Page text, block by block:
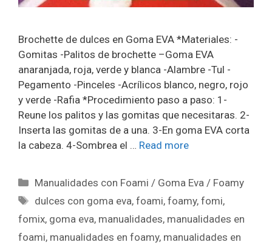
Brochette de dulces en Goma EVA *Materiales: -
Gomitas -Palitos de brochette –Goma EVA
anaranjada, roja, verde y blanca -Alambre -Tul -
Pegamento -Pinceles -Acrílicos blanco, negro, rojo
y verde -Rafia *Procedimiento paso a paso: 1-
Reune los palitos y las gomitas que necesitaras. 2-
Inserta las gomitas de a una. 3-En goma EVA corta
la cabeza. 4-Sombrea el … Read more
Manualidades con Foami / Goma Eva / Foamy
dulces con goma eva,foami,foamy,fomi,
fomix, goma eva, manualidades, manualidades en
foami, manualidades en foamy, manualidades en